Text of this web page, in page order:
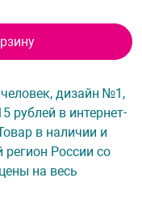
дизайн №1,
рублей в интернет-
в наличии и
России со
на весь